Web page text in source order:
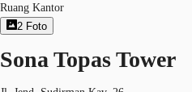
Ruang Kantor
2 Foto
Sona Topas Tower